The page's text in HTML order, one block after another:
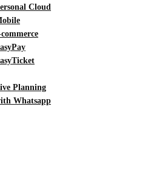
Cloud
Planning
Whatsapp